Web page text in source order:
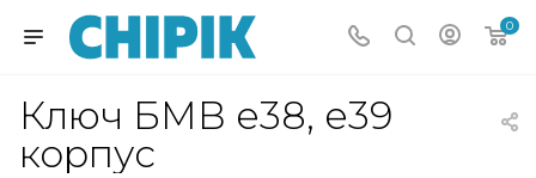
0
Ключ БМВ е38, е39
корпус